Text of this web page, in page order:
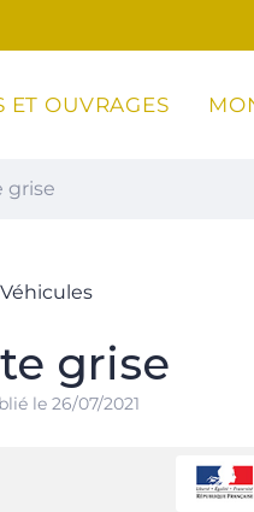
ET OUVRAGES
grise
Véhicules
grise
le 26/07/2021